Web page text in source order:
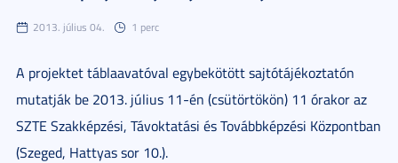
2013. július 04. 1 perc
A projektet táblaavatóval egybekötött sajtótájékoztatón
mutatják be 2013. július 11-én (csütörtökön) 11 órakor az
SZTE Szakképzési, Távoktatási és Továbbképzési Központban
(Szeged, Hattyas sor 10.).